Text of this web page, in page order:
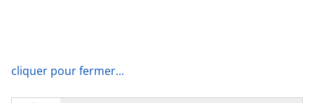
cliquer pour fermer...